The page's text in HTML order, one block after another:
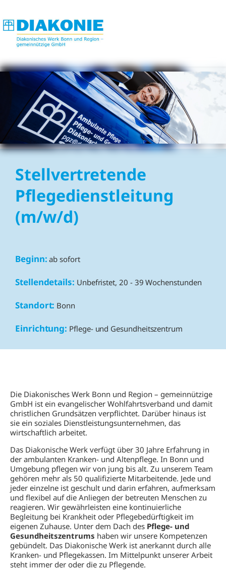
Stellvertretende
Pflegedienstleitung
(m/w/d)
Beginn:ab sofort
Stellendetails: Unbefristet, 20 - 39 Wochenstunden
Standort: Bonn
Einrichtung: Pflege- und Gesundheitszentrum
Die Diakonisches Werk Bonn und Region – gemeinnützige
GmbH ist ein evangelischer Wohlfahrtsverband und damit
christlichen Grundsätzen verpflichtet. Darüber hinaus ist
sie ein soziales Dienstleistungsunternehmen, das
wirtschaftlich arbeitet.
Das Diakonische Werk verfügt über 30 Jahre Erfahrung in
der ambulanten Kranken- und Altenpflege. In Bonn und
Umgebung pflegen wir von jung bis alt. Zu unserem Team
gehören mehr als 50 qualifizierte Mitarbeitende. Jede und
jeder einzelne ist geschult und darin erfahren, aufmerksam
und flexibel auf die Anliegen der betreuten Menschen zu
reagieren. Wir gewährleisten eine kontinuierliche
Begleitung bei Krankheit oder Pflegebedürftigkeit im
eigenen Zuhause. Unter dem Dach des Pflege- und
Gesundheitszentrums haben wir unsere Kompetenzen
gebündelt. Das Diakonische Werk ist anerkannt durch alle
Kranken- und Pflegekassen. Im Mittelpunkt unserer Arbeit
steht immer der oder die zu Pflegende.